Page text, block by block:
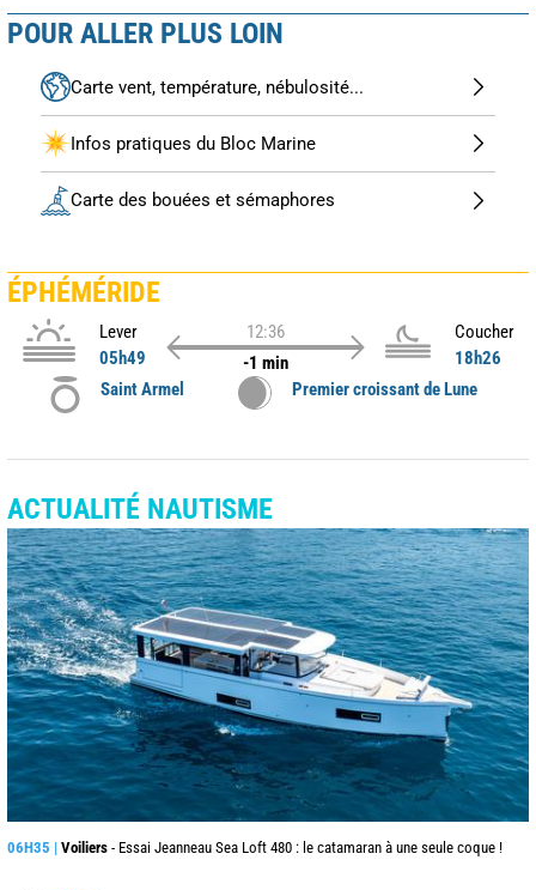
POUR ALLER PLUS LOIN
Carte vent, température, nébulosité...
Infos pratiques du Bloc Marine
Carte des bouées et sémaphores
ÉPHÉMÉRIDE
Lever
05h49
12:36
-1 min
Coucher
18h26
Saint Armel
Premier croissant de Lune
ACTUALITÉ NAUTISME
06H35 | Voiliers - Essai Jeanneau Sea Loft 480 : le catamaran à une seule coque !